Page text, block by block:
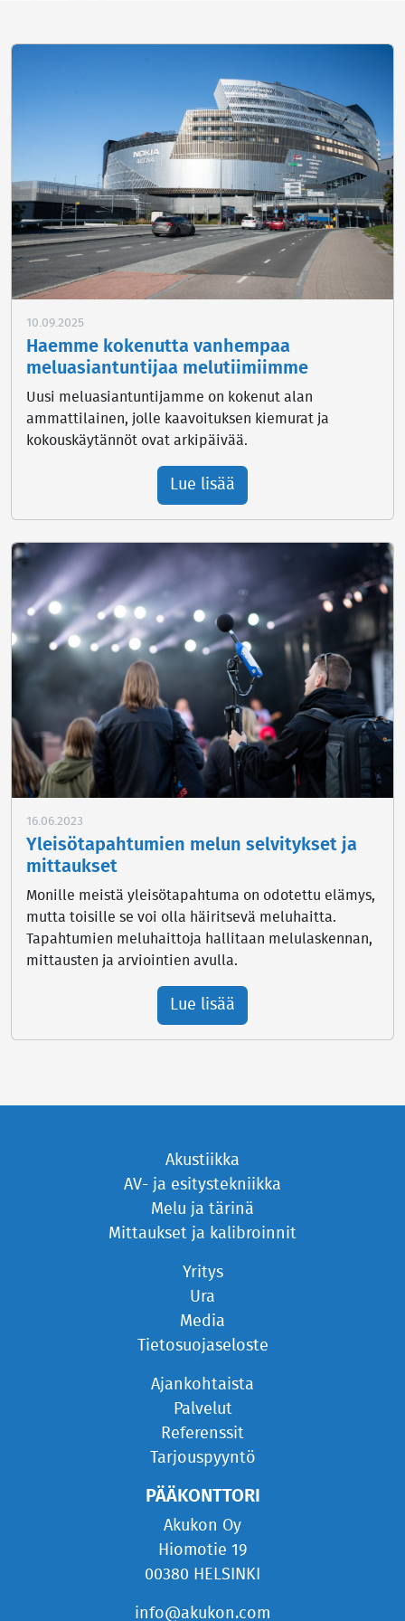
10.09.2025
Haemme kokenutta vanhempaa
meluasiantuntijaa melutiimiimme
Uusi meluasiantuntijamme on kokenut alan
ammattilainen, jolle kaavoituksen kiemurat ja
kokouskäytännöt ovat arkipäivää.
Lue lisää
16.06.2023
Yleisötapahtumien melun selvitykset ja
mittaukset
Monille meistä yleisötapahtuma on odotettu elämys,
mutta toisille se voi olla häiritsevä meluhaitta.
Tapahtumien meluhaittoja hallitaan melulaskennan,
mittausten ja arviointien avulla.
Lue lisää
Akustiikka
AV- ja esitystekniikka
Melu ja tärinä
Mittaukset ja kalibroinnit
Yritys
Ura
Media
Tietosuojaseloste
Ajankohtaista
Palvelut
Referenssit
Tarjouspyyntö
PÄÄKONTTORI
Akukon Oy
Hiomotie 19
00380 HELSINKI
info@akukon.com